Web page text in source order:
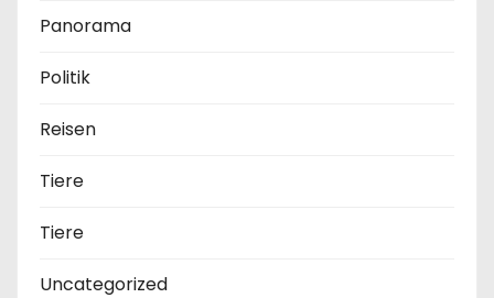
Panorama
Politik
Reisen
Tiere
Tiere
Uncategorized